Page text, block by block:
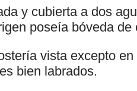
y cubierta a dos
poseía bóveda de
vista excepto
bien labrados.